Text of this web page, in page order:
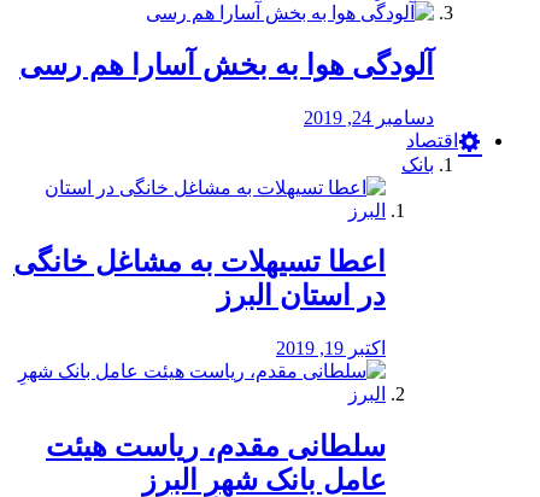
آلودگی هوا به بخش آسارا هم رسی
دسامبر 24, 2019
اقتصاد
بانک
️اعطا تسیهلات به مشاغل خانگی
در استان البرز
اکتبر 19, 2019
سلطانی مقدم، ریاست هیئت
عامل بانک شهرِ البرز